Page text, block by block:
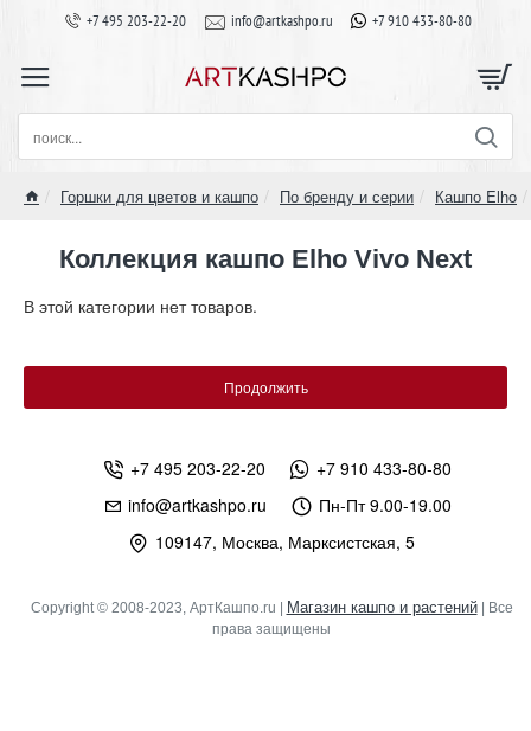
+7 495 203-22-20 info@artkashpo.ru +7 910 433-80-80
поиск...
Горшки для цветов и кашпо По бренду и серии Кашпо Elho
Коллекция кашпо Elho Vivo Next
В этой категории нет товаров.
Продолжить
+7 495 203-22-20
+7 910 433-80-80
info@artkashpo.ru
Пн-Пт 9.00-19.00
109147, Москва, Марксистская, 5
Copyright © 2008-2023, АртКашпо.ru | Магазин кашпо и растений| Все
права защищены